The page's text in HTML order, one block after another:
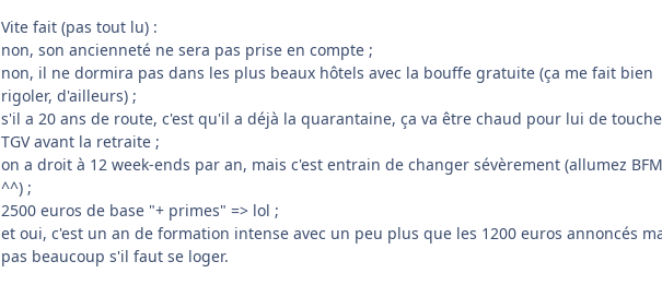
Vite fait (pas tout lu) :
non, son ancienneté ne sera pas prise en compte ;
non, il ne dormira pas dans les plus beaux hôtels avec la bouffe gratuite (ça me fait bien
rigoler, d'ailleurs) ;
s'il a 20 ans de route, c'est qu'il a déjà la quarantaine, ça va être chaud pour lui de
TGV avant la retraite ;
on a droit à 12 week-ends par an, mais c'est entrain de changer sévèrement (allumez
^^) ;
2500 euros de base "+ primes" => lol ;
et oui, c'est un an de formation intense avec un peu plus que les 1200 euros annoncés
pas beaucoup s'il faut se loger.